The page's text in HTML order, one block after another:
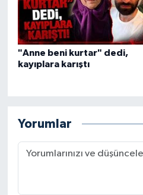
"Anne beni kurtar" dedi,
kayıplara karıştı
Yorumlar